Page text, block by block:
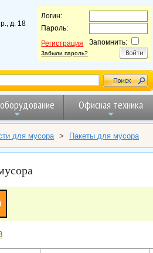
д. 18
Логин:
Пароль:
Регистрация
Забыли пароль?
Запомнить:
Офисная техника
для мусора > Пакеты для мусора